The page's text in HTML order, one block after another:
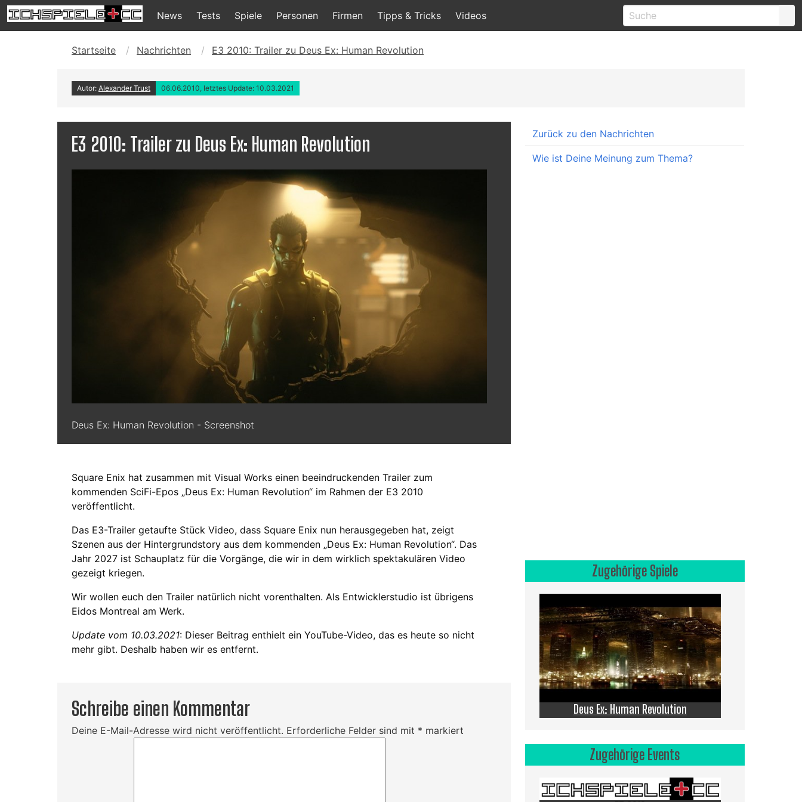
News Tests Spiele Personen Firmen Tipps & Tricks Videos
Startseite Nachrichten E3 2010: Trailer zu Deus Ex: Human Revolution
Autor: Alexander Trust 06.06.2010, letztes Update: 10.03.2021
E3 2010: Trailer zu Deus Ex: Human Revolution
Deus Ex: Human Revolution - Screenshot
Square Enix hat zusammen mit Visual Works einen beeindruckenden Trailer zum
kommenden SciFi-Epos „Deus Ex: Human Revolution“ im Rahmen der E3 2010
veröffentlicht.
Das E3-Trailer getaufte Stück Video, dass Square Enix nun herausgegeben hat, zeigt
Szenen aus der Hintergrundstory aus dem kommenden „Deus Ex: Human Revolution“. Das
Jahr 2027 ist Schauplatz für die Vorgänge, die wir in dem wirklich spektakulären Video
gezeigt kriegen.
Wir wollen euch den Trailer natürlich nicht vorenthalten. Als Entwicklerstudio ist übrigens
Eidos Montreal am Werk.
Update vom 10.03.2021: Dieser Beitrag enthielt ein YouTube-Video, das es heute so nicht
mehr gibt. Deshalb haben wir es entfernt.
Schreibe einen Kommentar
Deine E-Mail-Adresse wird nicht veröffentlicht. Erforderliche Felder sind mit * markiert
Zurück zu den Nachrichten
Wie ist Deine Meinung zum Thema?
Zugehörige Spiele
Deus Ex: Human Revolution
Zugehörige Events